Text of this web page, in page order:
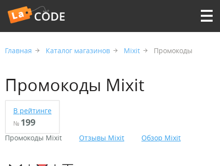
Главная Каталог магазинов Mixit Промокоды
Промокоды Mixit
В рейтинге
№ 199
Промокоды Mixit Отзывы Mixit Обзор Mixit